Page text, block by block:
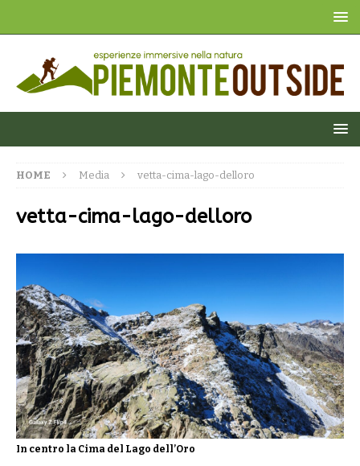
HOME Media vetta-cima-lago-delloro
vetta-cima-lago-delloro
In centro la Cima del Lago dell’Oro